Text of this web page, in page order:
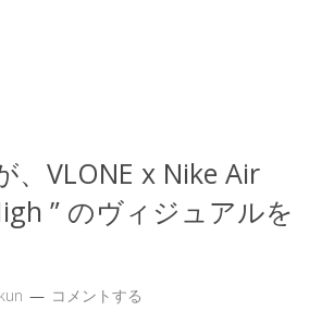
、VLONE x Nike Air
” のヴィジュアルを
コメントする